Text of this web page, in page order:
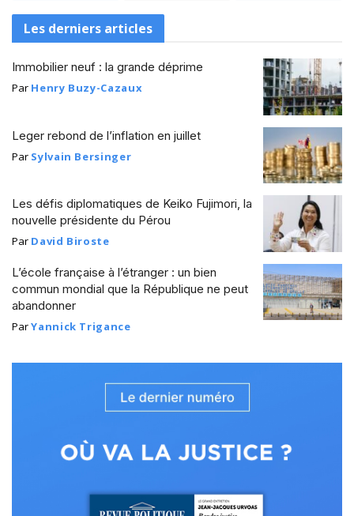
Les derniers articles
Immobilier neuf : la grande déprime
Par Henry Buzy-Cazaux
Leger rebond de l’inflation en juillet
Par Sylvain Bersinger
Les défis diplomatiques de Keiko Fujimori, la
nouvelle présidente du Pérou
Par David Biroste
L’école française à l’étranger : un bien
commun mondial que la République ne peut
abandonner
ParYannick Trigance